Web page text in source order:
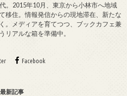
。2015年10月、東京から小林市へ地域
移住。情報発信からの現地滞在、新たな
。メディアを育てつつ、ブックカフェ兼
リアルな箱を準備中。
Facebook
新記事